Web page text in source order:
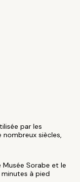
par les
siècles,
Musée Sorabe et le
à pied